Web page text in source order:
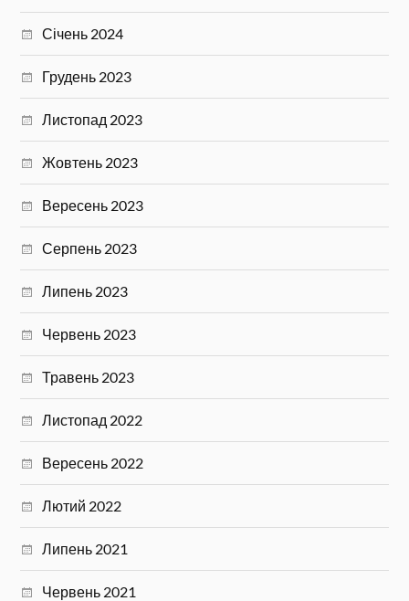
Січень 2024
Грудень 2023
Листопад 2023
Жовтень 2023
Вересень 2023
Серпень 2023
Липень 2023
Червень 2023
Травень 2023
Листопад 2022
Вересень 2022
Лютий 2022
Липень 2021
Червень 2021